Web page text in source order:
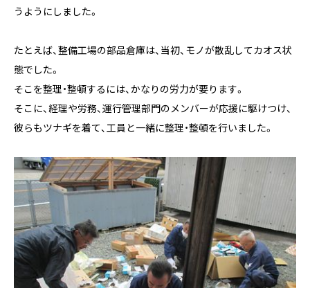
うようにしました。
たとえば、整備工場の部品倉庫は、当初、モノが散乱してカオス状
態でした。
そこを整理・整頓するには、かなりの労力が要ります。
そこに、経理や労務、運行管理部門のメンバーが応援に駆けつけ、
彼らもツナギを着て、工員と一緒に整理・整頓を行いました。